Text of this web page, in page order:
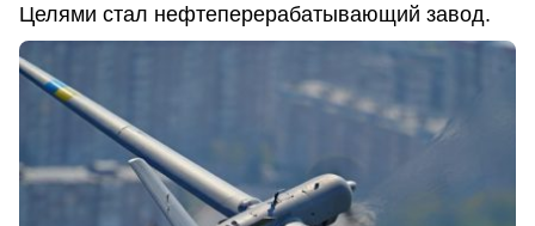
Целями стал нефтеперерабатывающий завод.